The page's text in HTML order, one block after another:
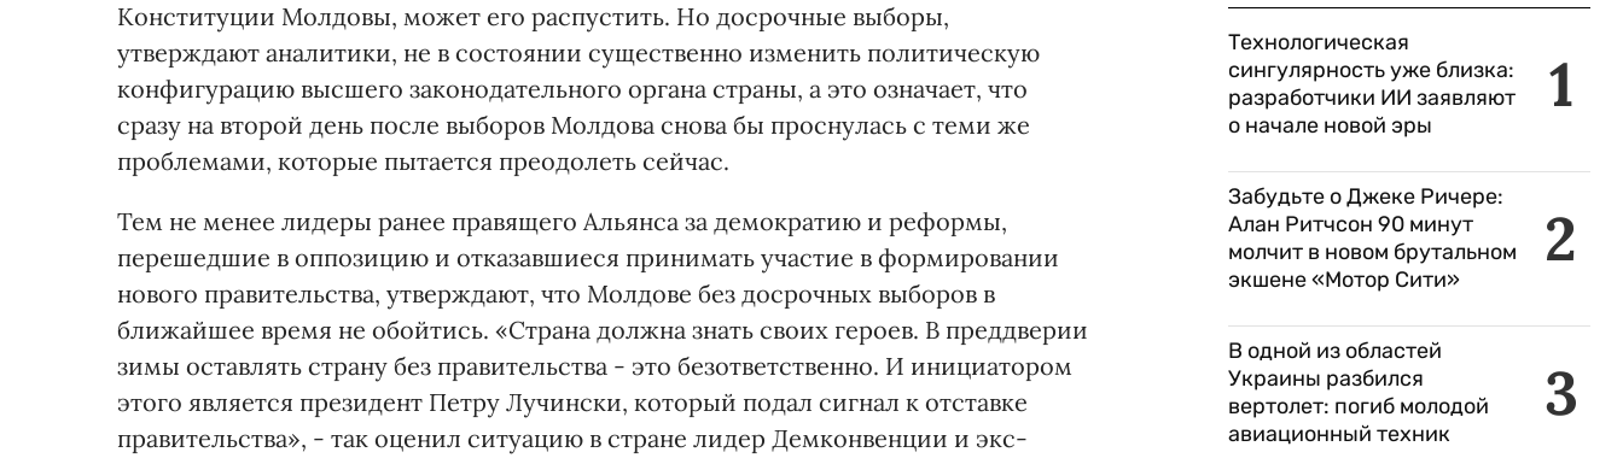
Конституции Молдовы, может его распустить. Но досрочные выборы,
утверждают аналитики, не в состоянии существенно изменить политическую
конфигурацию высшего законодательного органа страны, а это означает, что
сразу на второй день после выборов Молдова снова бы проснулась с теми же
проблемами, которые пытается преодолеть сейчас.
Тем не менее лидеры ранее правящего Альянса за демократию и реформы,
перешедшие в оппозицию и отказавшиеся принимать участие в формировании
нового правительства, утверждают, что Молдове без досрочных выборов в
ближайшее время не обойтись. «Страна должна знать своих героев. В преддверии
зимы оставлять страну без правительства - это безответственно. И инициатором
этого является президент Петру Лучински, который подал сигнал к отставке
правительства», - так оценил ситуацию в стране лидер Демконвенции и экс-
1
Технологическая
сингулярность уже близка:
разработчики ИИ заявляют
о начале новой эры
2
Забудьте о Джеке Ричере:
Алан Ритчсон 90 минут
молчит в новом брутальном
экшене «Мотор Сити»
3
В одной из областей
Украины разбился
вертолет: погиб молодой
авиационный техник